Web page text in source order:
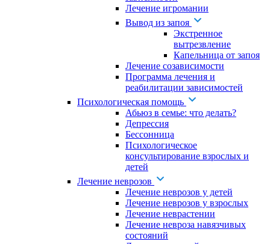
Лечение игромании
Вывод из запоя
Экстренное
вытрезвление
Капельница от запоя
Лечение созависимости
Программа лечения и
реабилитации зависимостей
Психологическая помощь
Абьюз в семье: что делать?
Депрессия
Бессонница
Психологическое
консультирование взрослых и
детей
Лечение неврозов
Лечение неврозов у детей
Лечение неврозов у взрослых
Лечение неврастении
Лечение невроза навязчивых
состояний